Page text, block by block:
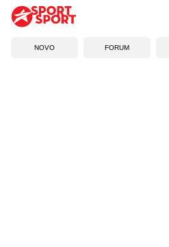
NOVO FORUM